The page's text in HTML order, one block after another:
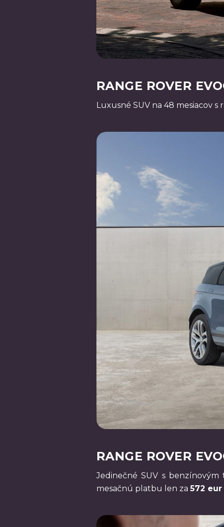
RANGE ROVER
Luxusné SUV na 48 mesiacov
RANGE ROVER
Jedinečné SUV s
mesačnú platbu len za572 eur